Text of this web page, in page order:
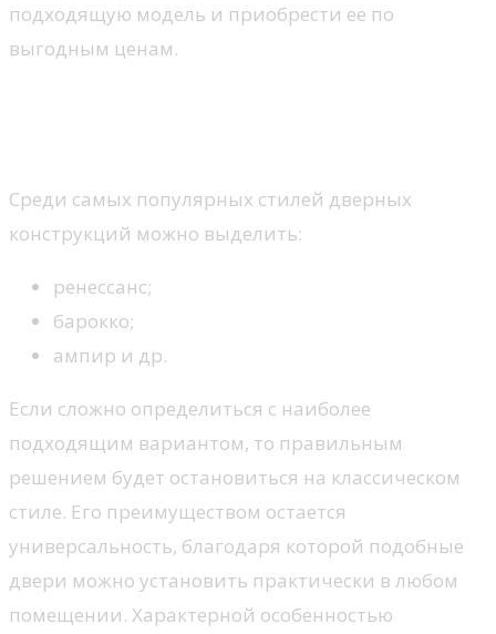
подходящую модель и приобрести ее по
выгодным ценам.
Среди самых популярных стилей дверных
конструкций можно выделить:
ренессанс;
барокко;
ампир и др.
Если сложно определиться с наиболее
подходящим вариантом, то правильным
решением будет остановиться на классическом
стиле. Его преимуществом остается
универсальность, благодаря которой подобные
двери можно установить практически в любом
помещении. Характерной особенностью